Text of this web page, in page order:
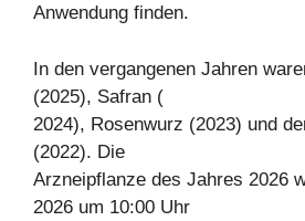
Anwendung finden.
In den vergangenen Jahren
(2025), Safran (
2024), Rosenwurz (2023) und
(2022). Die
Arzneipflanze des Jahres 2026
2026 um 10:00 Uhr